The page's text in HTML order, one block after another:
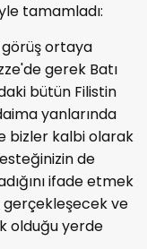
tamamladı:
ortaya
gerek Batı
bütün Filistin
yanlarında
bizler kalbi olarak
de
ifade etmek
gerçekleşecek ve
olduğu yerde